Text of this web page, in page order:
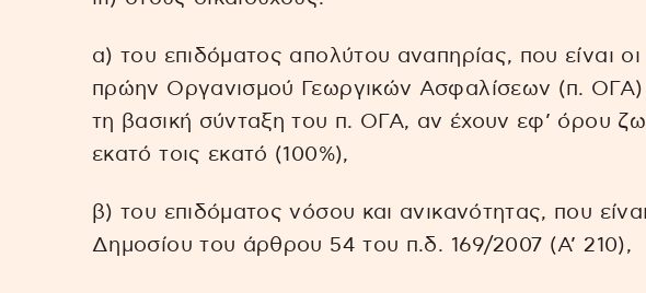
α) του επιδόματος απολύτου αναπηρίας, που είναι οι
πρώην Οργανισμού Γεωργικών Ασφαλίσεων (π.
τη βασική σύνταξη του π. ΟΓΑ, αν έχουν εφ’ όρου
εκατό τοις εκατό (100%),
β) του επιδόματος νόσου και ανικανότητας, που
Δημοσίου του άρθρου 54 του π.δ. 169/2007 (Α’ 210),